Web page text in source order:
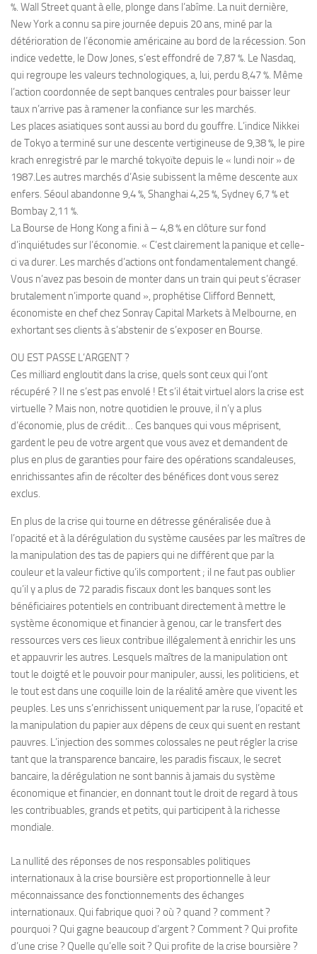
%. Wall Street quant à elle, plonge dans l’abîme. La nuit dernière,
New York a connu sa pire journée depuis 20 ans, miné par la
détérioration de l’économie américaine au bord de la récession. Son
indice vedette, le Dow Jones, s’est effondré de 7,87 %. Le Nasdaq,
qui regroupe les valeurs technologiques, a, lui, perdu 8,47 %. Même
l’action coordonnée de sept banques centrales pour baisser leur
taux n’arrive pas à ramener la confiance sur les marchés.
Les places asiatiques sont aussi au bord du gouffre. L’indice Nikkei
de Tokyo a terminé sur une descente vertigineuse de 9,38 %, le pire
krach enregistré par le marché tokyoïte depuis le « lundi noir » de
1987.Les autres marchés d’Asie subissent la même descente aux
enfers. Séoul abandonne 9,4 %, Shanghai 4,25 %, Sydney 6,7 % et
Bombay 2,11 %.
La Bourse de Hong Kong a fini à – 4,8 % en clôture sur fond
d’inquiétudes sur l’économie. « C’est clairement la panique et celle-
ci va durer. Les marchés d’actions ont fondamentalement changé.
Vous n’avez pas besoin de monter dans un train qui peut s’écraser
brutalement n’importe quand », prophétise Clifford Bennett,
économiste en chef chez Sonray Capital Markets à Melbourne, en
exhortant ses clients à s’abstenir de s’exposer en Bourse.
OU EST PASSE L’ARGENT ?
Ces milliard engloutit dans la crise, quels sont ceux qui l’ont
récupéré ? Il ne s’est pas envolé ! Et s’il était virtuel alors la crise est
virtuelle ? Mais non, notre quotidien le prouve, il n’y a plus
d’économie, plus de crédit… Ces banques qui vous méprisent,
gardent le peu de votre argent que vous avez et demandent de
plus en plus de garanties pour faire des opérations scandaleuses,
enrichissantes afin de récolter des bénéfices dont vous serez
exclus.
En plus de la crise qui tourne en détresse généralisée due à
l’opacité et à la dérégulation du système causées par les maîtres de
la manipulation des tas de papiers qui ne différent que par la
couleur et la valeur fictive qu’ils comportent ; il ne faut pas oublier
qu’il y a plus de 72 paradis fiscaux dont les banques sont les
bénéficiaires potentiels en contribuant directement à mettre le
système économique et financier à genou, car le transfert des
ressources vers ces lieux contribue illégalement à enrichir les uns
et appauvrir les autres. Lesquels maîtres de la manipulation ont
tout le doigté et le pouvoir pour manipuler, aussi, les politiciens, et
le tout est dans une coquille loin de la réalité amère que vivent les
peuples. Les uns s’enrichissent uniquement par la ruse, l’opacité et
la manipulation du papier aux dépens de ceux qui suent en restant
pauvres. L’injection des sommes colossales ne peut régler la crise
tant que la transparence bancaire, les paradis fiscaux, le secret
bancaire, la dérégulation ne sont bannis à jamais du système
économique et financier, en donnant tout le droit de regard à tous
les contribuables, grands et petits, qui participent à la richesse
mondiale.
La nullité des réponses de nos responsables politiques
internationaux à la crise boursière est proportionnelle à leur
méconnaissance des fonctionnements des échanges
internationaux. Qui fabrique quoi ? où ? quand ? comment ?
pourquoi ? Qui gagne beaucoup d’argent ? Comment ? Qui profite
d’une crise ? Quelle qu’elle soit ? Qui profite de la crise boursière ?